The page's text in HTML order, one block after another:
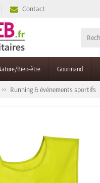
Contact
Bien-être Gourmand
Running & événements sportifs